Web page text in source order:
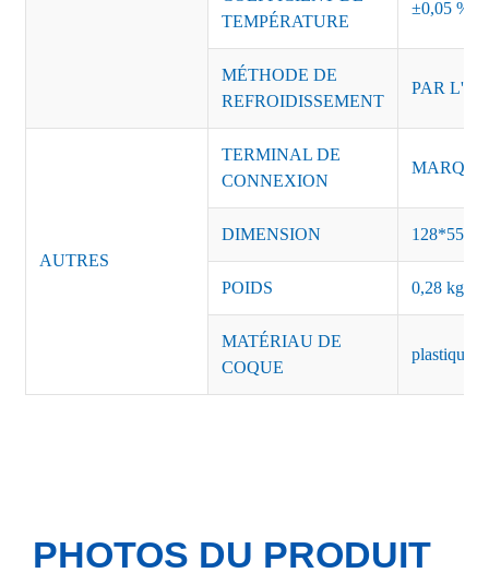
TEMPÉRATURE
±0,05 %/
MÉTHODE DE
REFROIDISSEMENT
PAR
AUTRES
TERMINAL DE
CONNEXION
DIMENSION
POIDS 0,28 kg/
MATÉRIAU DE
COQUE
plastique
PHOTOS DU PRODUIT